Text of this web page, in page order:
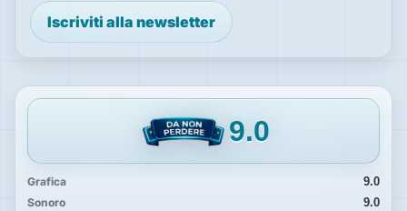
Iscriviti alla newsletter
9.0
Grafica
9.0
Sonoro
9.0